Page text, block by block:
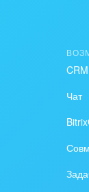
CRM
Чат